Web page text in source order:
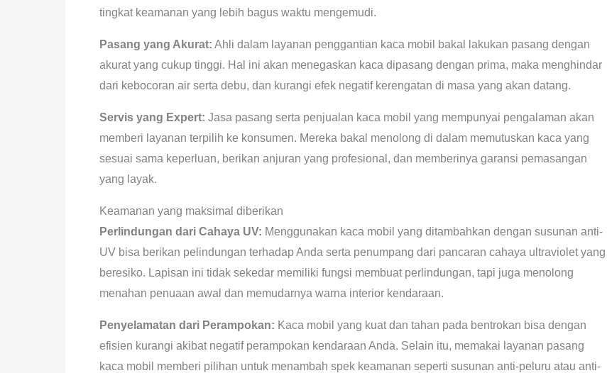
tingkat keamanan yang lebih bagus waktu mengemudi.
Pasang yang Akurat: Ahli dalam layanan penggantian kaca mobil bakal lakukan pasang dengan
akurat yang cukup tinggi. Hal ini akan menegaskan kaca dipasang dengan prima, maka menghindar
dari kebocoran air serta debu, dan kurangi efek negatif kerengatan di masa yang akan datang.
Servis yang Expert: Jasa pasang serta penjualan kaca mobil yang mempunyai pengalaman akan
memberi layanan terpilih ke konsumen. Mereka bakal menolong di dalam memutuskan kaca yang
sesuai sama keperluan, berikan anjuran yang profesional, dan memberinya garansi pemasangan
yang layak.
Keamanan yang maksimal diberikan
Perlindungan dari Cahaya UV: Menggunakan kaca mobil yang ditambahkan dengan susunan anti-
UV bisa berikan pelindungan terhadap Anda serta penumpang dari pancaran cahaya ultraviolet yang
beresiko. Lapisan ini tidak sekedar memiliki fungsi membuat perlindungan, tapi juga menolong
menahan penuaan awal dan memudarnya warna interior kendaraan.
Penyelamatan dari Perampokan: Kaca mobil yang kuat dan tahan pada bentrokan bisa dengan
efisien kurangi akibat negatif perampokan kendaraan Anda. Selain itu, memakai layanan pasang
kaca mobil memberi pilihan untuk menambah spek keamanan seperti susunan anti-peluru atau anti-